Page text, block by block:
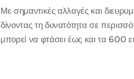
Με σημαντικές αλλαγές και
δίνοντας τη δυνατότητα σε
μπορεί να φτάσει έως και τα 600